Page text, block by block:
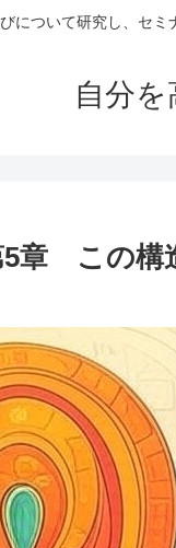
について研究し、セ
自分
章 この構